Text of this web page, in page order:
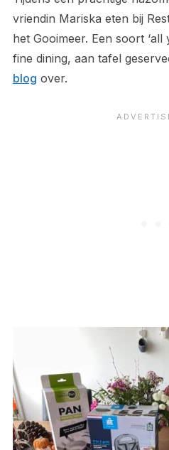
vriendin Mariska eten bij
het Gooimeer. Een soort
fine dining, aan tafel
blog over.